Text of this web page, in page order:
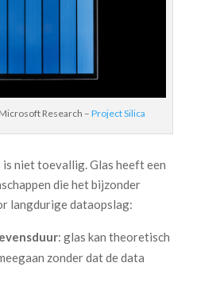
Research –Project Silica
is niet toevallig. Glas heeft een
die het bijzonder
langdurige dataopslag:
: glas kan theoretisch
zonder dat de data